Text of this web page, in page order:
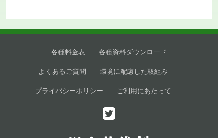
各種料金表 各種資料ダウンロード
よくあるご質問 環境に配慮した取組み
プライバシーポリシー ご利用にあたって